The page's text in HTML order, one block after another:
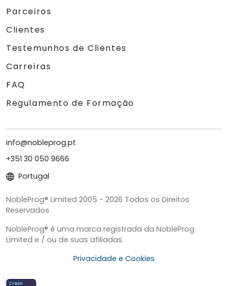
Parceiros
Clientes
Testemunhos de Clientes
Carreiras
FAQ
Regulamento de Formação
info@nobleprog.pt
+351 30 050 9666
Portugal
NobleProg® Limited 2005 - 2026 Todos os Direitos
Reservados
NobleProg® é uma marca registrada da NobleProg
Limited e / ou de suas afiliadas.
Privacidade e Cookies